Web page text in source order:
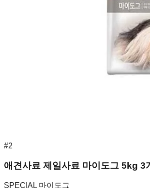
#2
애견사료 제일사료 마이도그 5kg 3
SPECIAL 마이도그